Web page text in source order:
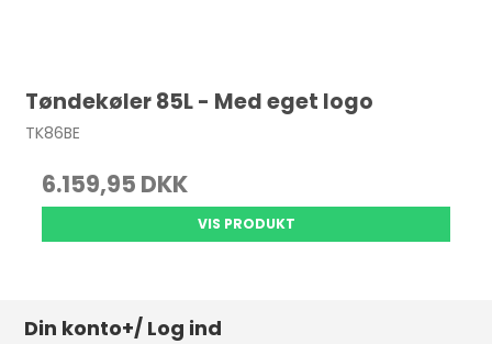
Tøndekøler 85L - Med eget logo
TK86BE
6.159,95 DKK
VIS PRODUKT
Din konto+/ Log ind